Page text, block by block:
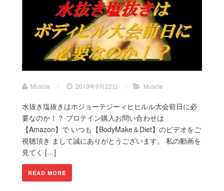
Muscle / 2019年9月22日 / Muscle
水抜き塩抜きはホジョーテジーィヒヒルル大会前日に必
要なのか！？ プロテイン購入お問い合わせは
【Amazon】で いつも【BodyMake＆Diet】のビデオをご
視聴頂き まして誠にありがとうございます。 私の動画を
見てく […]
READ MORE